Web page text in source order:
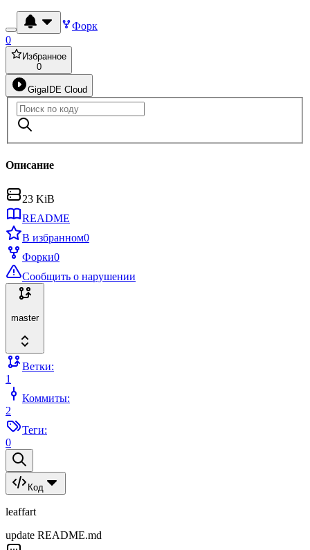
Форк
0
Избранное
0
GigaIDE Cloud
Описание
23 KiB
README
В избранном0
Форки0
Сообщить о нарушении
master
Ветки:
1
Коммиты:
2
Теги:
0
Код
leaffart
update README.md